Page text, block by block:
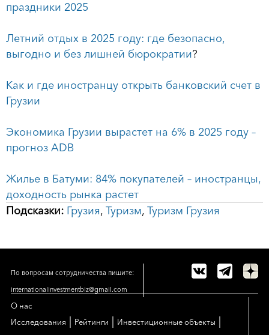
праздники 2025
Летний отдых в 2025 году: где безопасно,
выгодно и без лишней бюрократии?
Как и где иностранцу открыть банковский счет в
Грузии
Экономика Грузии вырастет на 6% в 2025 году –
прогноз ADB
Жилье в Батуми: 84% покупателей – иностранцы,
доходность рынка растет
Подсказки: Грузия, Туризм, Туризм Грузия
По вопросам сотрудничества пишите:
internationalinvestmentbiz@gmail.com
О нас
Исследования
Рейтинги Инвестиционные объекты